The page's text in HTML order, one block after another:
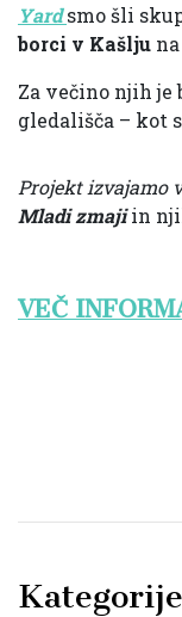
Yard smo šli
borci v Kašlju na
Za večino njih
gledališča – kot
Projekt izvajamo
Mladi zmajiin
VEČ